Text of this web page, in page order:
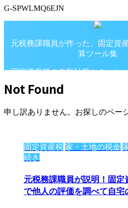
G-SPWLMQ6EJN
元税務課職員が作った、固定資
算ツール集
固定資産税の自動計算シミュレ
Not Found
申し訳ありません。お探しのペー
固定資産税 家・土地の税金
続き
元税務課職員が説明！固
で他人の評価を調べて自